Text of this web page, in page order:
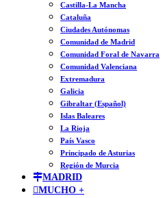
Castilla-La Mancha
Cataluña
Ciudades Autónomas
Comunidad de Madrid
Comunidad Foral de Navarra
Comunidad Valenciana
Extremadura
Galicia
Gibraltar (Español)
Islas Baleares
La Rioja
País Vasco
Principado de Asturias
Región de Murcia
MADRID
MUCHO +